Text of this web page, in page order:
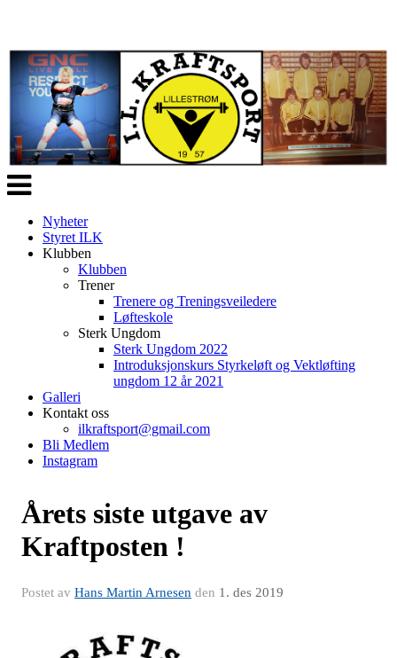
Veksle
navigasjon
Nyheter
Styret ILK
Klubben
Klubben
Trener
Trenere og Treningsveiledere
Løfteskole
Sterk Ungdom
Sterk Ungdom 2022
Introduksjonskurs Styrkeløft og Vektløfting
ungdom 12 år 2021
Galleri
Kontakt oss
ilkraftsport@gmail.com
Bli Medlem
Instagram
Årets siste utgave av
Kraftposten !
Postet av Hans Martin Arnesen den 1. des 2019